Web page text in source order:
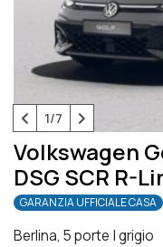
1/7
Volkswagen
DSG SCR R-
GARANZIA UFFICIALE CASA
Berlina, 5 porte |grigio